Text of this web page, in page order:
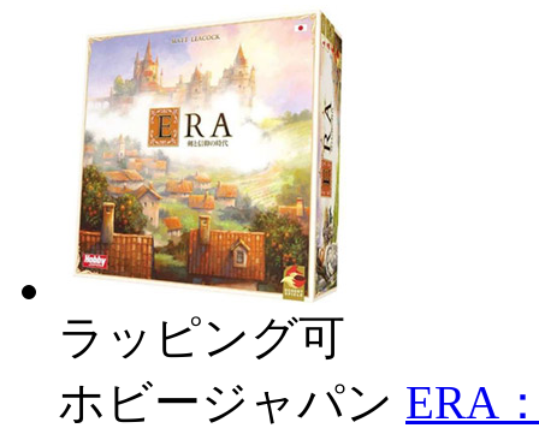
ラッピング可
ホビージャパン ERA